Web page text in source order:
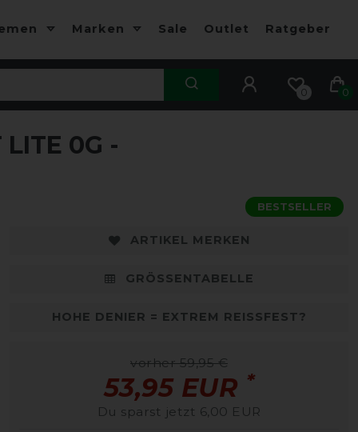
Marken Sale Outlet Ratgeber
0 0
LITE 0G -
BESTSELLER
ARTIKEL MERKEN
GRÖSSENTABELLE
HOHE DENIER = EXTREM REISSFEST?
vorher 59,95 €
53,95 EUR *
Du sparst jetzt 6,00 EUR